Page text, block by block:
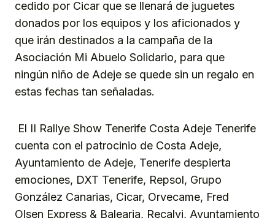
cedido por Cicar que se llenará de juguetes
donados por los equipos y los aficionados y
que irán destinados a la campaña de la
Asociación Mi Abuelo Solidario, para que
ningún niño de Adeje se quede sin un regalo en
estas fechas tan señaladas.
El II Rallye Show Tenerife Costa Adeje Tenerife
cuenta con el patrocinio de Costa Adeje,
Ayuntamiento de Adeje, Tenerife despierta
emociones, DXT Tenerife, Repsol, Grupo
González Canarias, Cicar, Orvecame, Fred
Olsen Express & Balearia, Recalvi, Ayuntamiento